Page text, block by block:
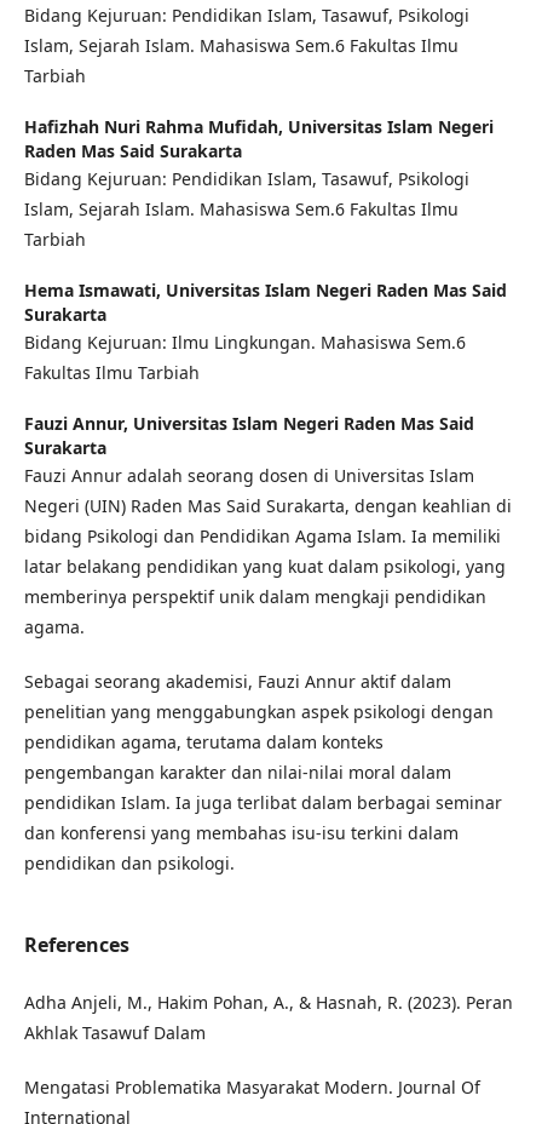
Bidang Kejuruan: Pendidikan Islam, Tasawuf, Psikologi
Islam, Sejarah Islam. Mahasiswa Sem.6 Fakultas Ilmu
Tarbiah
Hafizhah Nuri Rahma Mufidah, Universitas Islam Negeri
Raden Mas Said Surakarta
Bidang Kejuruan: Pendidikan Islam, Tasawuf, Psikologi
Islam, Sejarah Islam. Mahasiswa Sem.6 Fakultas Ilmu
Tarbiah
Hema Ismawati, Universitas Islam Negeri Raden Mas Said
Surakarta
Bidang Kejuruan: Ilmu Lingkungan. Mahasiswa Sem.6
Fakultas Ilmu Tarbiah
Fauzi Annur, Universitas Islam Negeri Raden Mas Said
Surakarta
Fauzi Annur adalah seorang dosen di Universitas Islam
Negeri (UIN) Raden Mas Said Surakarta, dengan keahlian di
bidang Psikologi dan Pendidikan Agama Islam. Ia memiliki
latar belakang pendidikan yang kuat dalam psikologi, yang
memberinya perspektif unik dalam mengkaji pendidikan
agama.
Sebagai seorang akademisi, Fauzi Annur aktif dalam
penelitian yang menggabungkan aspek psikologi dengan
pendidikan agama, terutama dalam konteks
pengembangan karakter dan nilai-nilai moral dalam
pendidikan Islam. Ia juga terlibat dalam berbagai seminar
dan konferensi yang membahas isu-isu terkini dalam
pendidikan dan psikologi.
References
Adha Anjeli, M., Hakim Pohan, A., & Hasnah, R. (2023). Peran
Akhlak Tasawuf Dalam
Mengatasi Problematika Masyarakat Modern. Journal Of
International